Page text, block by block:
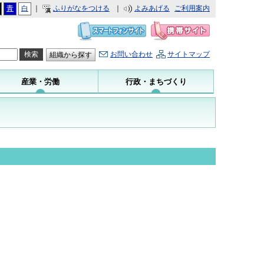
青 白 ふりがなをつける よみあげる ご利用案内
組織から探す お問い合わせ サイトマップ
産業・労働 行政・まちづくり